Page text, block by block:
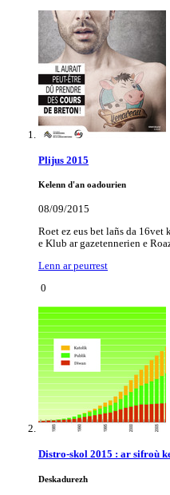
Plijus 2015
Kelenn d'an oadourien
08/09/2015
Roet ez eus bet lañs da 16vet
e Klub ar gazetennerien e
Lenn ar peurrest
0
Distro-skol 2015 : ar sifroù
Deskadurezh